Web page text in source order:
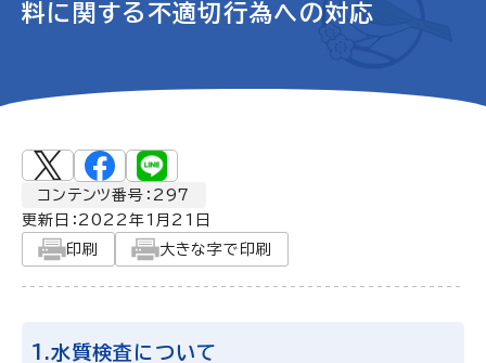
料に関する不適切行為への対応
コンテンツ番号：297
更新日： 2022年1月21日
印刷
大きな字で印刷
1.水質検査について